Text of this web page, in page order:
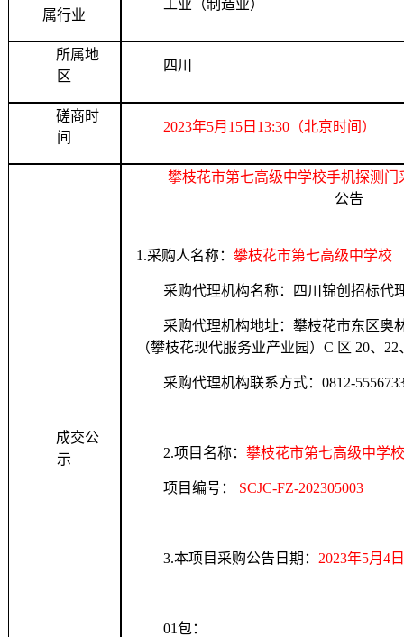
属行业
工业（制造业）
所属地
区
四川
磋商时
间
2023年5月15日13:30（北京时间）
成交公
示
攀枝花市第七高级中学校手机探测门
公告
1 .采购人名称：攀枝花市第七高级中学校
采购代理机构名称：四川锦创招标代
采购代理机构地址：攀枝花市东区奥
（攀枝花现代服务业产业园）C 区 20、22
采购代理机构联系方式：0812-
2.项目名称：攀枝花市第七高级中学
项目编号： SCJC-FZ-202305003
3.本项目采购公告日期： 2023年5月4
01包：